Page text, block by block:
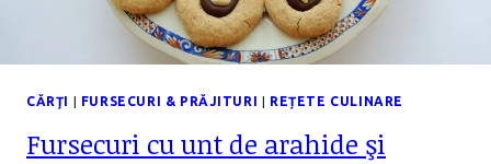
CĂRŢI FURSECURI & PRĂJITURI REȚETE CULINARE
Fursecuri cu unt de arahide şi